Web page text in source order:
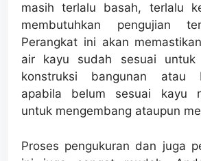
masih terlalu basah, terlalu
membutuhkan pengujian
Perangkat ini akan
air kayu sudah sesuai untuk
konstruksi bangunan atau
apabila belum sesuai kayu
untuk mengembang ataupun
Proses pengukuran dan juga